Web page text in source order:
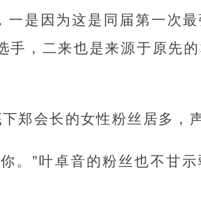
一是因为这是同届第一次
手，二来也是来源于原先
郑会长的女性粉丝居多，
。”叶卓音的粉丝也不甘